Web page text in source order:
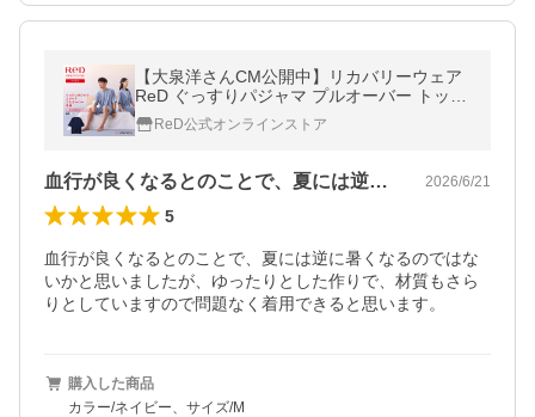
【大泉洋さんCM公開中】リカバリーウェア
ReD ぐっすりパジャマ プルオーバー トップ
ス 半袖 リカバリーパジャマ リカバリーウエ
ア ギフト 一般医療機器
ReD公式オンラインストア
血行が良くなるとのことで、夏には逆に暑… 2026/6/21
5
血行が良くなるとのことで、夏には逆に暑くなるのではな
いかと思いましたが、ゆったりとした作りで、材質もさら
りとしていますので問題なく着用できると思います。
購入した商品
カラー/ネイビー、サイズ/M